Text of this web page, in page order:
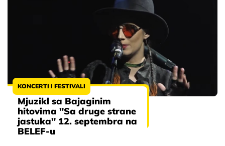
KONCERTI I FESTIVALI
Mjuzikl sa Bajaginim
hitovima "Sa druge strane
jastuka" 12. septembra na
BELEF-u